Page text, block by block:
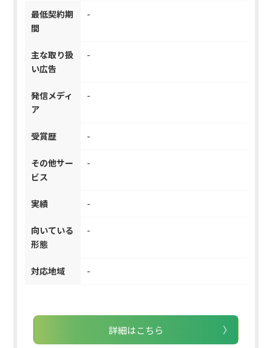
最低契約期
間
-
主な取り扱
い広告
-
発信メディ
ア
-
受賞歴 -
その他サー
ビス
-
実績 -
向いている
形態
-
対応地域 -
詳細はこちら